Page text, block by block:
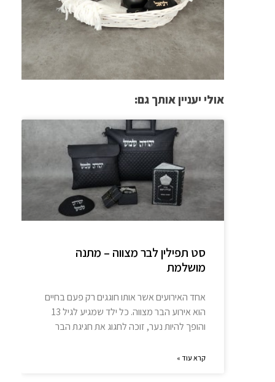
אולי יעניין אותך גם:
סט תפילין לבר מצווה – מתנה
מושלמת
אחד האירועים אשר אותו חוגגים רק פעם בחיים
הוא אירוע הבר מצווה. כל ילד שמגיע לגיל 13
והופך להיות נער, זוכה לחגוג את חגיגת הבר
קרא עוד »